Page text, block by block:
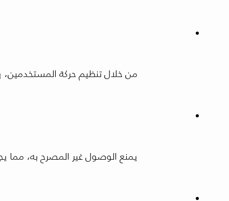
من خلال تنظيم حركة
يمنع الوصول غير المصرح به، مما